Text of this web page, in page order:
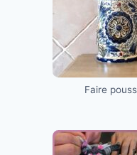
Faire